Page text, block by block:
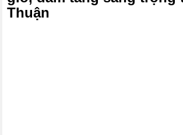
Thuận